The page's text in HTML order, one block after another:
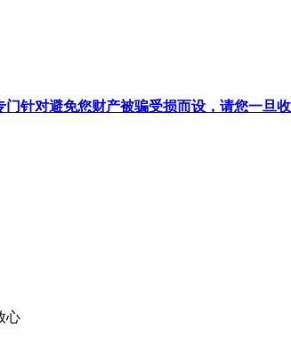
针对避免您财产被骗受损而设，请您一旦
心